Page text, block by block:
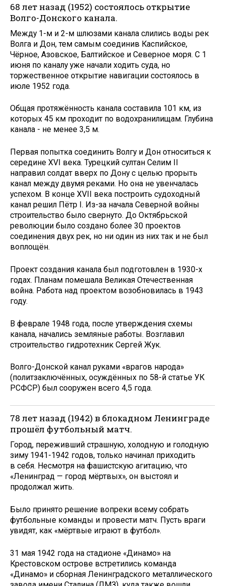
68 лет назад (1952) состоялось открытие
Волго-Донского канала.
Между 1-м и 2-м шлюзами канала слились воды рек
Волга и Дон, тем самым соединив Каспийское,
Чёрное, Азовское, Балтийское и Северное моря. С 1
июня по каналу уже начали ходить суда, но
торжественное открытие навигации состоялось в
июле 1952 года.
Общая протяжённость канала составила 101 км, из
которых 45 км проходит по водохранилищам. Глубина
канала - не менее 3,5 м.
Первая попытка соединить Волгу и Дон относиться к
середине XVI века. Турецкий султан Селим II
направил солдат вверх по Дону с целью прорыть
канал между двумя реками. Но она не увенчалась
успехом. В конце XVII века построить судоходный
канал решил Пётр I. Из-за начала Северной войны
строительство было свернуто. До Октябрьской
революции было создано более 30 проектов
соединения двух рек, но ни один из них так и не был
воплощён.
Проект создания канала был подготовлен в 1930-х
годах. Планам помешала Великая Отечественная
война. Работа над проектом возобновилась в 1943
году.
В феврале 1948 года, после утверждения схемы
канала, начались земляные работы. Возглавил
строительство гидротехник Сергей Жук.
Волго-Донской канал руками «врагов народа»
(политзаключённых, осуждённых по 58-й статье УК
РСФСР) был сооружен всего 4,5 года.
78 лет назад (1942) в блокадном Ленинграде
прошёл футбольный матч.
Город, переживший страшную, холодную и голодную
зиму 1941-1942 годов, только начинал приходить
в себя. Несмотря на фашистскую агитацию, что
«Ленинград — город мёртвых», он выстоял и
продолжал жить.
Было принято решение вопреки всему собрать
футбольные команды и провести матч. Пусть враги
увидят, как «мёртвые играют в футбол».
31 мая 1942 года на стадионе «Динамо» на
Крестовском острове встретились команда
«Динамо» и сборная Ленинградского металлического